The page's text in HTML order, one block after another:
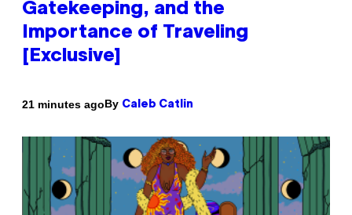
Gatekeeping, and the
Importance of Traveling
[Exclusive]
21 minutes agoBy Caleb Catlin